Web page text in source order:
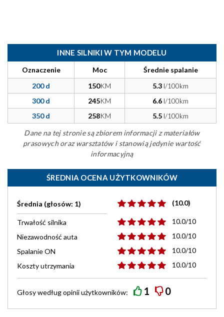
INNE SILNIKI W TYM MODELU
Oznaczenie Moc
Średnie spalanie
200 d
150KM 5.3 l/100km
300 d
245KM 6.6 l/100km
350 d
258KM 5.5 l/100km
Dane na tej stronie są zbiorem informacji z materiałów
prasowych oraz warsztatów i stanowią jedynie wartość
informacyjną
ŚREDNIA OCENA UŻYTKOWNIKÓW
Średnia (głosów: 1) (10.0)
Trwałość silnika
10.0/10
Niezawodność auta
10.0/10
Spalanie ON
10.0/10
Koszty utrzymania
10.0/10
Głosy wedługopiniiużytkowników: 1 0